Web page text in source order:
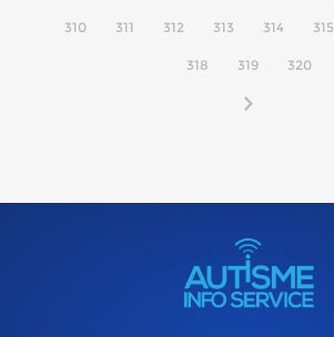
310 311 312 313 314 315
318 319 320